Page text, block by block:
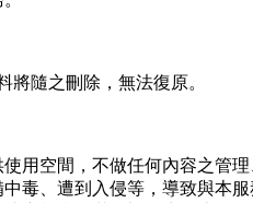
隨之刪除，無法復原。
用空間，不做任何內容之管理
毒、遭到入侵等，導致與本